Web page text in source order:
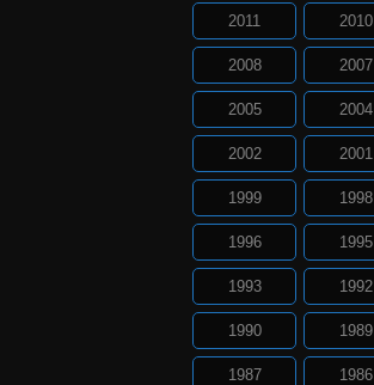
2011 2010
2008 2007
2005 2004
2002 2001
1999 1998
1996 1995
1993 1992
1990 1989
1987 1986